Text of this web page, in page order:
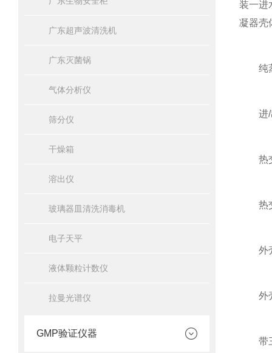
广东超声波清洗机
广东灭菌锅
气体分析仪
筛分仪
干燥箱
溶出仪
玻璃器皿清洗消毒机
电子天平
液体颗粒计数仪
拉曼光谱仪
GMP验证仪器
装一进
凝器壳
纯蒸
进/出
热交
热交
外壳
外壳
带三